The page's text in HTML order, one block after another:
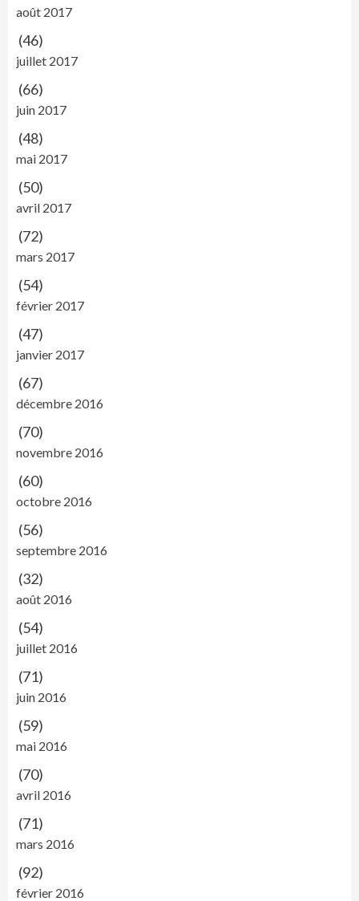
août 2017
(46)
juillet 2017
(66)
juin 2017
(48)
mai 2017
(50)
avril 2017
(72)
mars 2017
(54)
février 2017
(47)
janvier 2017
(67)
décembre 2016
(70)
novembre 2016
(60)
octobre 2016
(56)
septembre 2016
(32)
août 2016
(54)
juillet 2016
(71)
juin 2016
(59)
mai 2016
(70)
avril 2016
(71)
mars 2016
(92)
février 2016